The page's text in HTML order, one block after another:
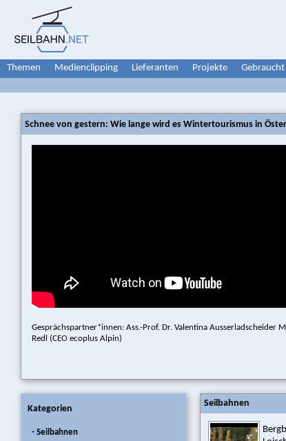
Themen Medienclipping Lieferanten Projekte Gebraucht
Schnee von gestern: Wie lange wird es Wintertourismus in
Gesprächspartner*innen: Ass.-Prof. Dr. Valentina Ausserladscheider
Redl (CEO ecoplus Alpin)
Kategorien
- Seilbahnen
Seilbahnen